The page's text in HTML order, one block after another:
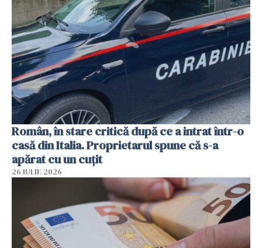
Român, în stare critică după ce a intrat într-o
casă din Italia. Proprietarul spune că s-a
apărat cu un cuțit
26 IULIE 2026